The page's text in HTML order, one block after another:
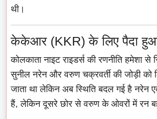
थी।
केकेआर (KKR) के लिए पैदा
कोलकाता नाइट राइडर्स की रणनीति हमेशा से
सुनील नरेन और वरुण चक्रवर्ती की जोड़ी को
जाता था लेकिन अब स्थिति बदल गई है नरेन
हैं, लेकिन दूसरे छोर से वरुण के ओवरों में रन